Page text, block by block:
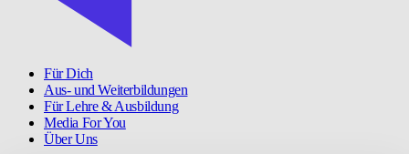
Für Dich
Aus- und Weiterbildungen
Für Lehre & Ausbildung
Media For You
Über Uns